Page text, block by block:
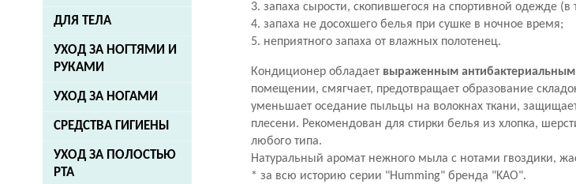
ДЛЯ ТЕЛА
УХОД ЗА НОГТЯМИ И
РУКАМИ
УХОД ЗА НОГАМИ
СРЕДСТВА ГИГИЕНЫ
УХОД ЗА ПОЛОСТЬЮ
РТА
3. запаха сырости, скопившегося на спортивной одежде (в
4. запаха не досохшего белья при сушке в ночное время;
5. неприятного запаха от влажных полотенец.
Кондиционер обладает выраженным антибактериальным
помещении, смягчает, предотвращает образование
уменьшает оседание пыльцы на волокнах ткани,
плесени. Рекомендован для стирки белья из хлопка,
любого типа.
Натуральный аромат нежного мыла с нотами гвоздики,
* за всю историю серии "Humming" бренда "KAO".